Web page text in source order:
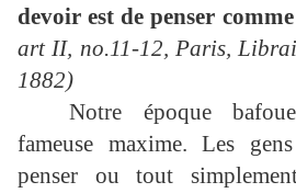
devoir est de penser
art II, no.11-12, Paris,
1882)
Notre époque
fameuse maxime. Les
penser ou tout